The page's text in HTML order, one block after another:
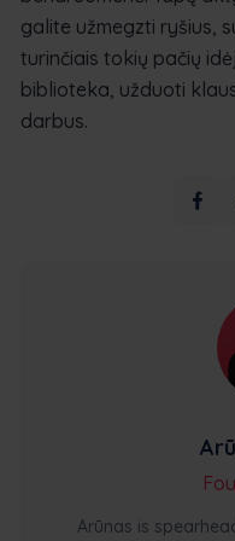
galite užmegzti ryšius,
turinčiais tokių pačių
biblioteka, užduoti
darbus.
Arūnas is